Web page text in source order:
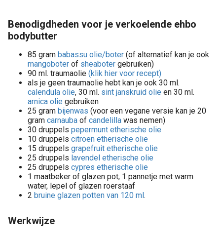
Benodigdheden voor je verkoelende ehbo
bodybutter
85 gram babassu olie/boter (of alternatief kan je ook
mangoboter of sheaboter gebruiken)
90 ml. traumaolie (klik hier voor recept)
als je geen traumaolie hebt kan je ook 30 ml.
calendula olie, 30 ml. sint janskruid olie en 30 ml.
arnica olie gebruiken
25 gram bijenwas (voor een vegane versie kan je 20
gram carnauba of candelilla was nemen)
30 druppels pepermunt etherische olie
10 druppels citroen etherische olie
15 druppels grapefruit etherische olie
25 druppels lavendel etherische olie
25 druppels cypres etherische olie
1 maatbeker of glazen pot, 1 pannetje met warm
water, lepel of glazen roerstaaf
2 bruine glazen potten van 120 ml .
Werkwijze